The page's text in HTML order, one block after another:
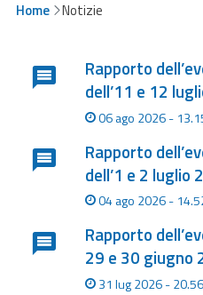
Bollettini
Bollettini
Meteo
Bollettini
Valanghe
Monitoraggio
eventi
Previsioni e dati
Home Notizie
Rapporto
dell’11 e 12
06 ago 2026 -
Rapporto
dell’1 e 2 luglio
04 ago 2026 -
Rapporto
29 e 30 giugno
31 lug 2026 - 20.56